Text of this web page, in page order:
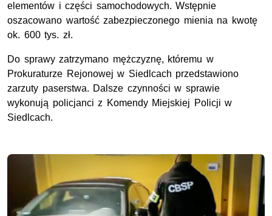
elementów i części samochodowych. Wstępnie
oszacowano wartość zabezpieczonego mienia na kwotę
ok. 600 tys. zł.
Do sprawy zatrzymano mężczyznę, któremu w
Prokuraturze Rejonowej w Siedlcach przedstawiono
zarzuty paserstwa. Dalsze czynności w sprawie
wykonują policjanci z Komendy Miejskiej Policji w
Siedlcach.